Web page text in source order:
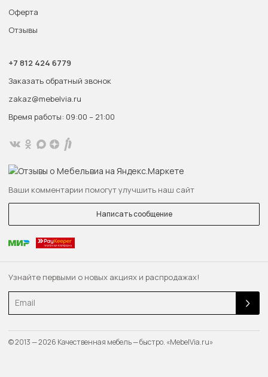
Узнайте первыми о новых акциях и распродажах!
Email
Оферта
Отзывы
+7 812 424 6779
Заказать обратный звонок
zakaz@mebelvia.ru
Время работы: 09:00 – 21:00
Ваши комментарии помогут улучшить наш сайт
Написать сообщение
© 2013 — 2026 Качественная мебель — быстро. «MebelVia.ru»